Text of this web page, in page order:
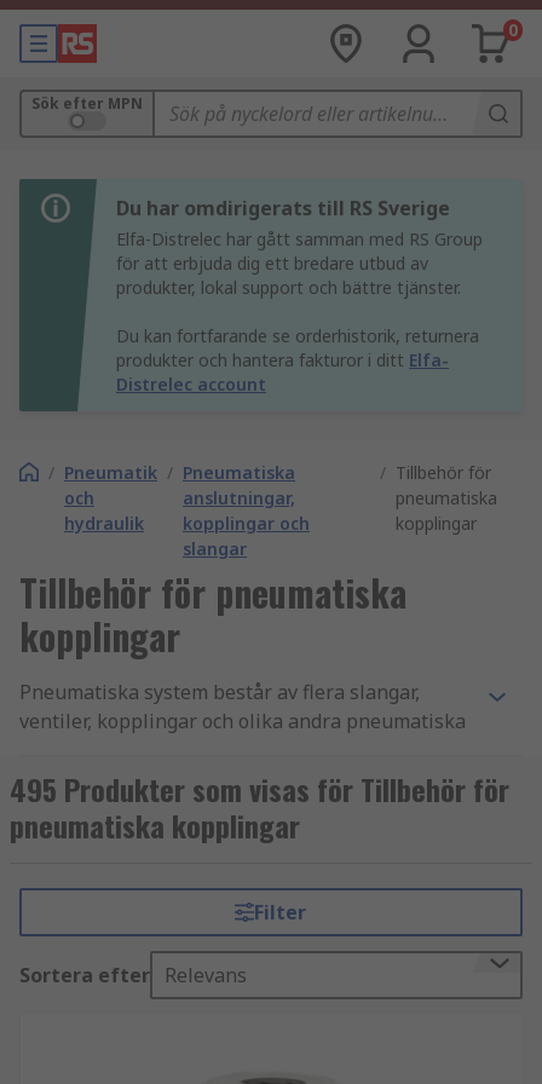
0
Sök efter MPN
Du har omdirigerats till RS Sverige
Elfa-Distrelec har gått samman med RS Group
för att erbjuda dig ett bredare utbud av
produkter, lokal support och bättre tjänster.
Du kan fortfarande se orderhistorik, returnera
produkter och hantera fakturor i ditt Elfa-
Distrelec account
/ Pneumatik
och
hydraulik
/ Pneumatiska
anslutningar,
kopplingar och
slangar
/ Tillbehör för
pneumatiska
kopplingar
Tillbehör för pneumatiska
kopplingar
Pneumatiska system består av flera slangar,
ventiler, kopplingar och olika andra pneumatiska
tillsammans med dina befintliga pneumatiska
kopplingar och rör för att förbättra deras
kapacitet. Pneumatiska kopplingar inkluderar
och är vanligtvis gängade för skruvfästning eller
av typen instickskopplingar.
Typer av pneumatiska tillbehör inkluderar:
495 Produkter som visas för Tillbehör för
pneumatiska kopplingar
Filter
Sortera efter Relevans